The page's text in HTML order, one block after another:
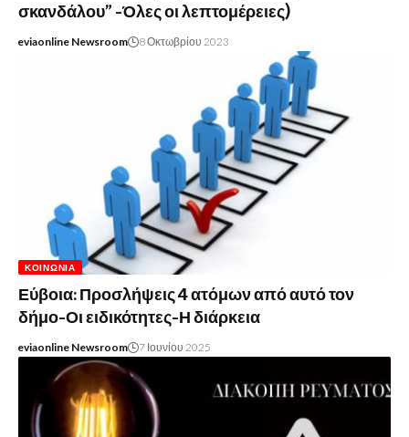
σκανδάλου” -Όλες οι λεπτομέρειες)
eviaonline Newsroom 8 Οκτωβρίου 2023
ΚΟΙΝΩΝΊΑ
Εύβοια: Προσλήψεις 4 ατόμων από αυτό τον
δήμο-Οι ειδικότητες-Η διάρκεια
eviaonline Newsroom 7 Ιουνίου 2025